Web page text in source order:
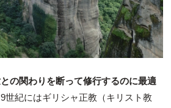
の関わりを断って修行するのに最適
世紀にはギリシャ正教（キリスト教